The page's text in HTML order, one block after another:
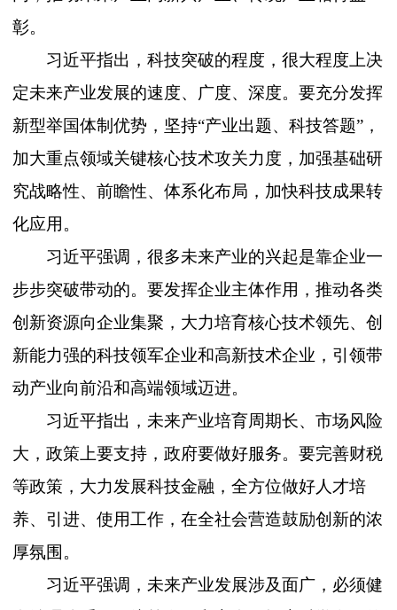
彰。
习近平指出，科技突破的程度，很大程度上决
定未来产业发展的速度、广度、深度。要充分发挥
新型举国体制优势，坚持“产业出题、科技答题”，
加大重点领域关键核心技术攻关力度，加强基础研
究战略性、前瞻性、体系化布局，加快科技成果转
化应用。
习近平强调，很多未来产业的兴起是靠企业一
步步突破带动的。要发挥企业主体作用，推动各类
创新资源向企业集聚，大力培育核心技术领先、创
新能力强的科技领军企业和高新技术企业，引领带
动产业向前沿和高端领域迈进。
习近平指出，未来产业培育周期长、市场风险
大，政策上要支持，政府要做好服务。要完善财税
等政策，大力发展科技金融，全方位做好人才培
养、引进、使用工作，在全社会营造鼓励创新的浓
厚氛围。
习近平强调，未来产业发展涉及面广，必须健